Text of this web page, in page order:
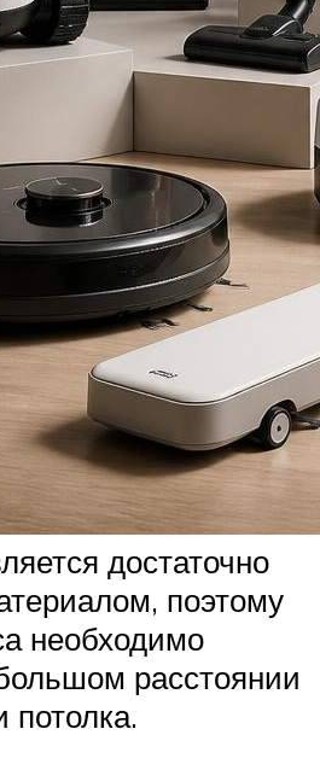
достаточно
поэтому
необходимо
расстоянии
потолка.